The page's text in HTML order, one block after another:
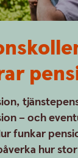
– och
funkar
hur